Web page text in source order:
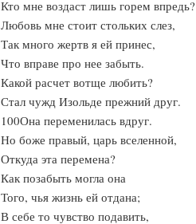
Кто мне воздаст лишь горем впредь?
Любовь мне стоит стольких слез,
Так много жертв я ей принес,
Что вправе про нее забыть.
Какой расчет вотще любить?
Стал чужд Изольде прежний друг.
100Она переменилась вдруг.
Но боже правый, царь вселенной,
Откуда эта перемена?
Как позабыть могла она
Того, чья жизнь ей отдана;
В себе то чувство подавить,